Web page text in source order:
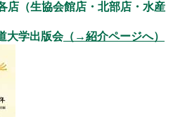
（生協会館店・北部店・水産
学出版会（→紹介ページへ）